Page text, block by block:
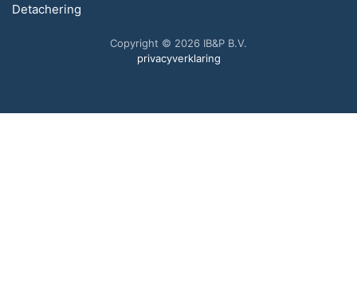
Detachering
Copyright © 2026 IB&P B.V.
privacyverklaring